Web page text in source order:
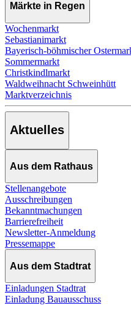
Märkte in Regen
Wochenmarkt
Sebastianimarkt
Bayerisch-böhmischer
Sommermarkt
Christkindlmarkt
Waldweihnacht Schweinhütt
Marktverzeichnis
Aktuelles
Aus dem Rathaus
Stellenangebote
Ausschreibungen
Bekanntmachungen
Barrierefreiheit
Newsletter-Anmeldung
Pressemappe
Aus dem Stadtrat
Einladungen Stadtrat
Einladung Bauausschuss